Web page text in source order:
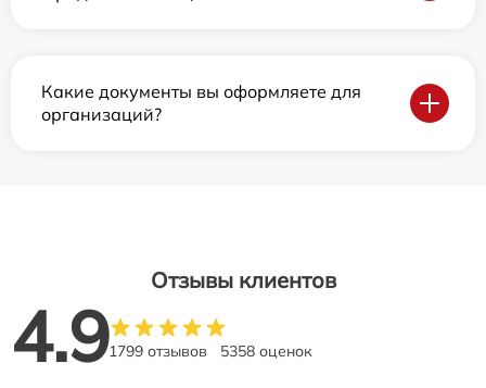
Какие документы вы оформляете для
организаций?
Отзывы клиентов
4.91799 отзывов 5358 оценок